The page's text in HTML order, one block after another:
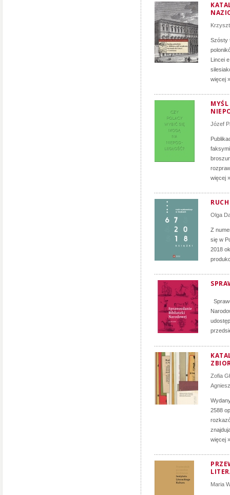
Szósty
Lincei
więcej »
Józef
więcej »
Olga
Z
się w
2018
Zofia
2588
więcej »
Maria